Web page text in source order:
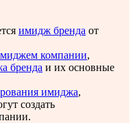
имидж бренда от
компании,
бренда и их основные
имиджа,
создать